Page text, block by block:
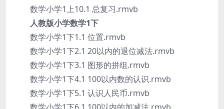
数学小学1上10.1 总复习.rmvb
人教版小学数学1下
数学小学1下1.1 位置.rmvb
数学小学1下2.1 20以内的退位减法.rmvb
数学小学1下3.1 图形的拼组.rmvb
数学小学1下4.1 100以内数的认识.rmvb
数学小学1下5.1 认识人民币.rmvb